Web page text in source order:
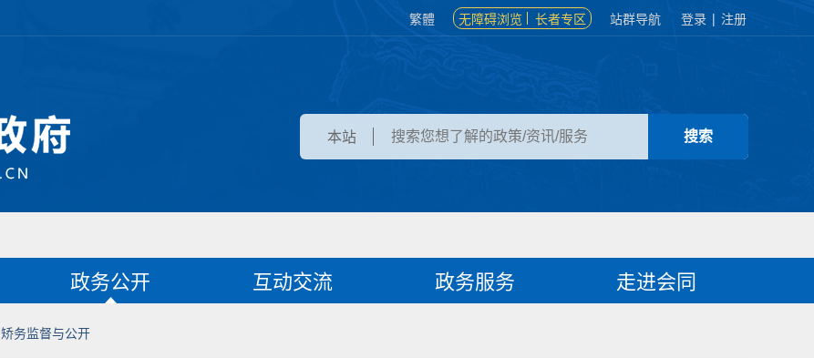
繁體 无障碍浏览 长者专区 站群导航 登录 | 注册
本站
政务公开 互动交流 政务服务 走进会同
矫务监督与公开